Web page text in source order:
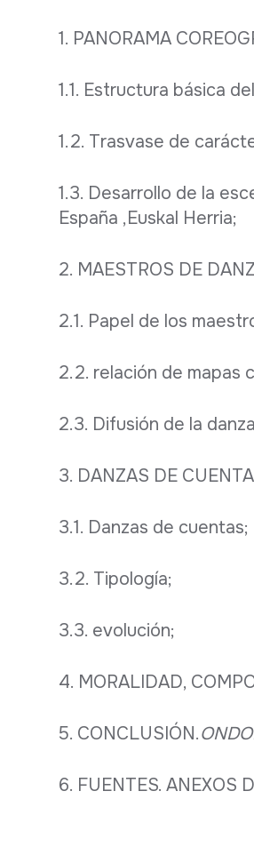
1. PANORAMA
1.1. Estructura básica
1.2. Trasvase de
1.3. Desarrollo de la
España ,Euskal Herria;
2. MAESTROS DE
2.1. Papel de los
2.2. relación de mapas
2.3. Difusión de la
3. DANZAS DE
3.1. Danzas de cuentas;
3.2. Tipología;
3.3. evolución;
4. MORALIDAD,
5. CONCLUSIÓN.
6. FUENTES. ANEXOS